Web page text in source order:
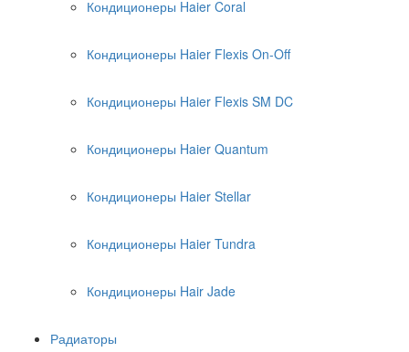
Кондиционеры Haier Coral
Кондиционеры Haier Flexis On-Off
Кондиционеры Haier Flexis SM DC
Кондиционеры Haier Quantum
Кондиционеры Haier Stellar
Кондиционеры Haier Tundra
Кондиционеры Hair Jade
Радиаторы